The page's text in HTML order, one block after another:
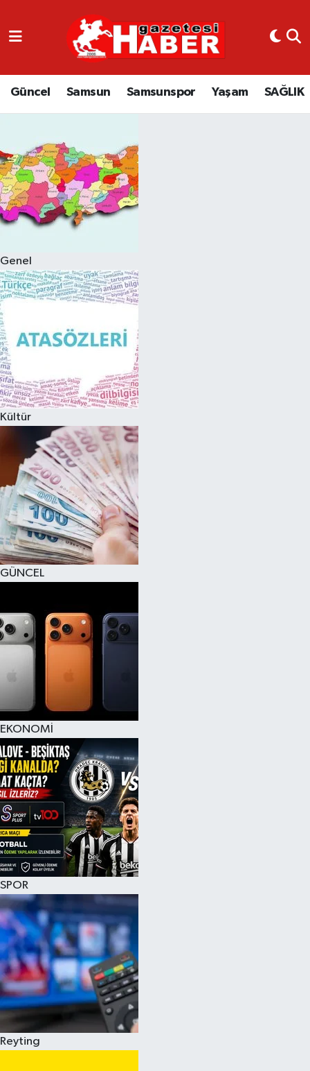
Güncel Samsun Samsunspor Yaşam SAĞLIK
Genel
Kültür
GÜNCEL
EKONOMİ
SPOR
Reyting
GÜNCEL
SAMSUN
EKONOMİ
YAŞAM